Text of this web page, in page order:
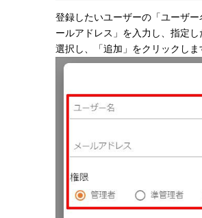
登録したいユーザーの「ユーザー
ールアドレス」を入力し、指定し
選択し、「追加」をクリックしま